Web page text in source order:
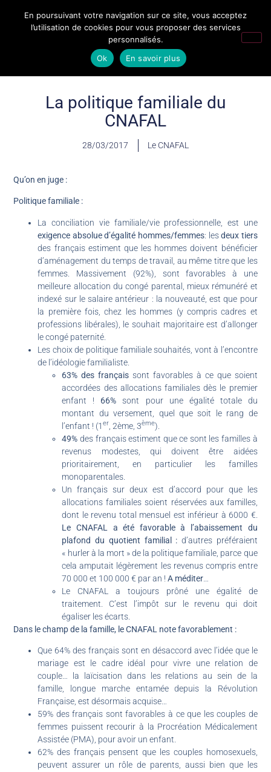
La politique familiale du
CNAFAL
28/03/2017 Le CNAFAL
Qu’on en juge :
Politique familiale :
La conciliation vie familiale/vie professionnelle, est une
exigence absolue d’égalité hommes/femmes: lesdeux tiers
des français estiment que les hommes doivent bénéficier
d’aménagement du temps de travail, au même titre que les
femmes. Massivement (92%), sont favorables à une
meilleure allocation du congé parental, mieux rémunéré et
indexé sur le salaire antérieur : la nouveauté, est que pour
la première fois, chez les hommes (y compris cadres et
professions libérales), le souhait majoritaire est d’allonger
le congé paternité.
Les choix de politique familiale souhaités, vont à l’encontre
de l’idéologie familialiste.
63% des français sont favorables à ce que soient
accordées des allocations familiales dès le premier
enfant ! 66%sont pour une égalité totale du
montant du versement, quel que soit le rang de
l’enfant ! (1er , 2ème, 3ème).
49% des français estiment que ce sont les familles à
revenus modestes, qui doivent être aidées
prioritairement, en particulier les familles
monoparentales.
Un français sur deux est d’accord pour que les
allocations familiales soient réservées aux familles,
dont le revenu total mensuel est inférieur à 6000 €.
Le CNAFAL a été favorable à l’abaissement du
plafond du quotient familial : d’autres préféraient
« hurler à la mort » de la politique familiale, parce que
cela amputait légèrement les revenus compris entre
70 000 et 100 000 € par an !A méditer
Le CNAFAL a toujours prôné une égalité de
traitement. C’est l’impôt sur le revenu qui doit
égaliser les écarts.
Dans le champ de la famille, le CNAFAL note favorablement :
Que 64% des français sont en désaccord avec l’idée que le
mariage est le cadre idéal pour vivre une relation de
couple… la laïcisation dans les relations au sein de la
famille, longue marche entamée depuis la Révolution
Française, est désormais acquise…
59% des français sont favorables à ce que les couples de
femmes puissent recourir à la Procréation Médicalement
Assistée (PMA), pour avoir un enfant.
62% des français pensent que les couples homosexuels,
peuvent assurer un rôle de parents, aussi bien que les
En poursuivant votre navigation sur ce site, vous acceptez
l’utilisation de cookies pour vous proposer des services
personnalisés.
Ok
En savoir plus